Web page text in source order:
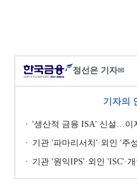
정선은 기자✉
기자의
'생산적 금융 ISA' 신설…이자·배당
기관 '파마리서치'·외인 '주성엔지니어링'·개인 '펩트
기관 '원익IPS'·외인 'ISC'·개인 '펩트론' 1위 [